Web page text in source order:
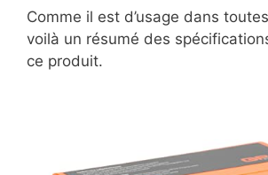
Comme il est d’usage dans
voilà un résumé des
ce produit.